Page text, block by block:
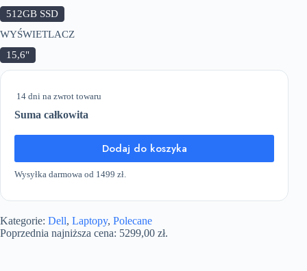
512GB SSD
WYŚWIETLACZ
15,6"
14 dni na zwrot towaru
Suma całkowita
Dodaj do koszyka
Wysyłka darmowa od 1499 zł.
Kategorie: Dell, Laptopy, Polecane
Poprzednia najniższa cena: 5299,00 zł.